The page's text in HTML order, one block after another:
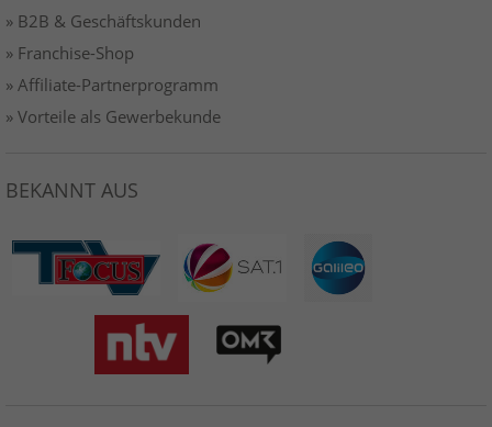
» B2B & Geschäftskunden
» Franchise-Shop
» Affiliate-Partnerprogramm
» Vorteile als Gewerbekunde
BEKANNT AUS